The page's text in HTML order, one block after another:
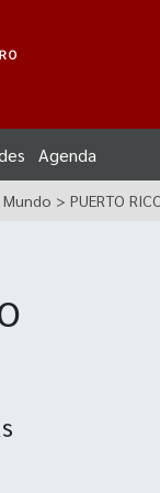
Agenda
> PUERTO